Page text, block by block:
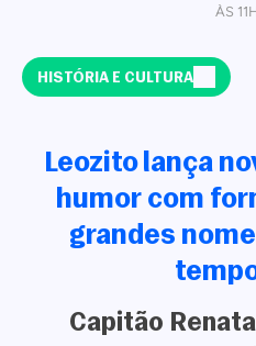
ÀS
HISTÓRIA E CULTURA
Leozito lança
humor com
grandes
Capitão